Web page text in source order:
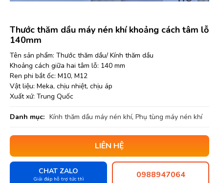
Thước thăm dầu máy nén khí khoảng cách tâm lỗ
140mm
Tên sản phẩm: Thước thăm dầu/ Kính thăm dầu
Khoảng cách giữa hai tâm lỗ: 140 mm
Ren phi bắt ốc: M10, M12
Vật liệu: Meka, chịu nhiệt, chịu áp
Xuất xứ: Trung Quốc
Danh mục: Kính thăm dầu máy nén khí, Phụ tùng máy nén khí
LIÊN HỆ
CHAT ZALO
Giải đáp hỗ trợ tức thì 0988947064